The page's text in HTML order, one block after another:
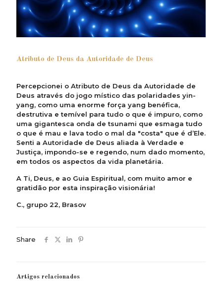
Atributo de Deus da Autoridade de Deus
Percepcionei o Atributo de Deus da Autoridade de
Deus através do jogo místico das polaridades yin-
yang, como uma enorme força yang benéfica,
destrutiva e temível para tudo o que é impuro, como
uma gigantesca onda de tsunami que esmaga tudo
o que é mau e lava todo o mal da "costa" que é d’Ele.
Senti a Autoridade de Deus aliada à Verdade e
Justiça, impondo-se e regendo, num dado momento,
em todos os aspectos da vida planetária.
A Ti, Deus, e ao Guia Espiritual, com muito amor e
gratidão por esta inspiração visionária!
C., grupo 22, Brasov
Share
Artigos relacionados